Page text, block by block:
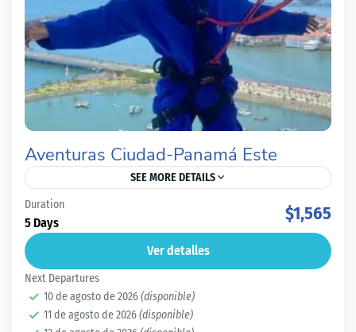
Aventuras Ciudad-Panamá Este
SEE MORE DETAILS
Ciudad-Altos de Cerro Azul-Bayano
Panamá Este
2 People
Duration
5 Days $1,565
Ver detalles
Next Departures
10 de agosto de 2026(disponible)
11 de agosto de 2026(disponible)